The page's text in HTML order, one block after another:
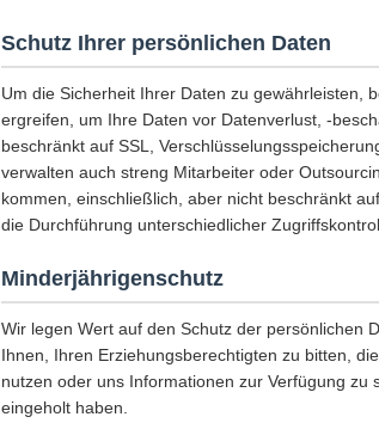
Schutz Ihrer persönlichen Daten
Um die Sicherheit Ihrer Daten zu gewährleisten,
ergreifen, um Ihre Daten vor Datenverlust, -
beschränkt auf SSL,
verwalten auch streng Mitarbeiter oder
kommen, einschließlich, aber nicht beschränkt
die Durchführung unterschiedlicher
Minderjährigenschutz
Wir legen Wert auf den Schutz der persönlichen
Ihnen, Ihren Erziehungsberechtigten zu bitten,
nutzen oder uns Informationen zur Verfügung
eingeholt haben.